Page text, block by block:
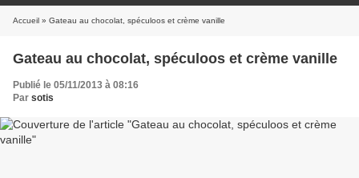
Accueil » Gateau au chocolat, spéculoos et crème vanille
Gateau au chocolat, spéculoos et crème vanille
Publié le 05/11/2013 à 08:16
Par sotis